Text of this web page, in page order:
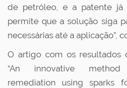
de petróleo, e a patente já
permite que a solução siga
necessárias até a aplicação”,
O artigo com os resultados
“An innovative method
remediation using sparks